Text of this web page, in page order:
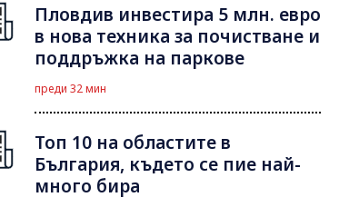
Пловдив инвестира 5 млн. евро
в нова техника за почистване и
поддръжка на паркове
преди 32 мин
Топ 10 на областите в
България, където се пие най-
много бира